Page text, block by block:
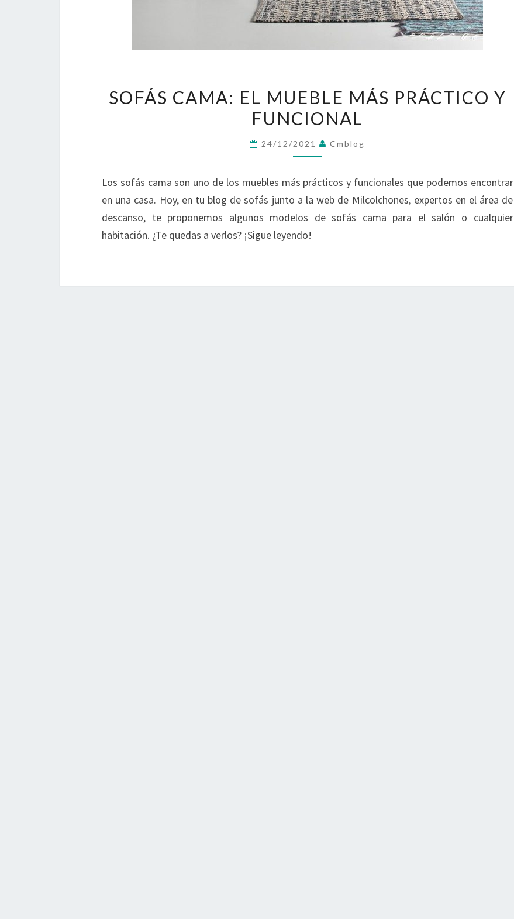
CAMA:
EL
MÁS
Y
FUNCIONAL
SOFÁS CAMA: EL MUEBLE MÁS PRÁCTICO Y
FUNCIONAL
24/12/2021 Cmblog
Los sofás cama son uno de los muebles más prácticos y funcionales que podemos encontrar
en una casa. Hoy, en tu blog de sofás junto a la web de Milcolchones, expertos en el área de
descanso, te proponemos algunos modelos de sofás cama para el salón o cualquier
habitación. ¿Te quedas a verlos? ¡Sigue leyendo!